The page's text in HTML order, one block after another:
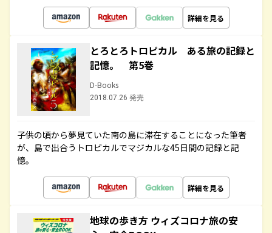
詳細を見る
とろとろトロピカル ある旅の記録と
記憶。 第5巻
D-Books
2018.07.26 発売
子供の頃から夢見ていた南の島に滞在することになった筆者
が、島で出合うトロピカルでマジカルな45日間の記録と記
憶。
詳細を見る
地球の歩き方 ウィズコロナ旅の安